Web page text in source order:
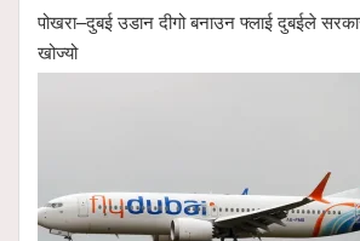
पोखरा–दुबई उडान दीगो बनाउन फ्लाई दुबईले
खोज्यो